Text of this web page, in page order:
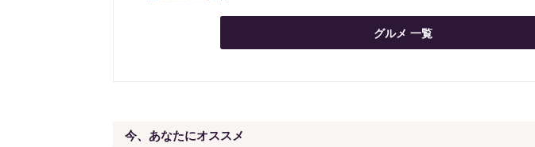
グルメ 一覧
今、あなたにオススメ